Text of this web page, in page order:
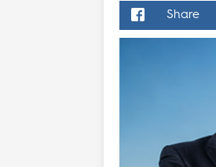
Share